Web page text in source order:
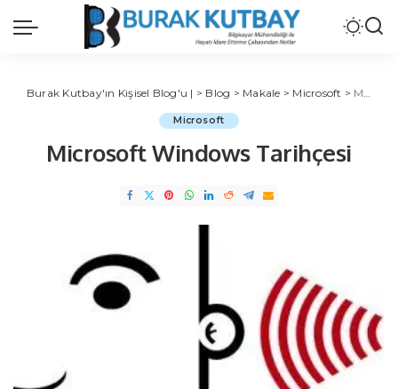
Burak Kutbay'ın Kişisel Blog'u | > Blog > Makale > Microsoft > Microsoft Windows Tarihçesi
Microsoft
Microsoft Windows Tarihçesi